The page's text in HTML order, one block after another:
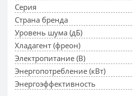
Серия
Страна бренда
Уровень шума (дБ)
Хладагент (фреон)
Электропитание (В)
Энергопотребление (кВт)
Энергоэффективность